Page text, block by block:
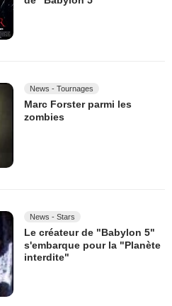
News - Tournages
Marc Forster parmi les
zombies
News - Stars
Le créateur de "Babylon 5"
s'embarque pour la "Planète
interdite"